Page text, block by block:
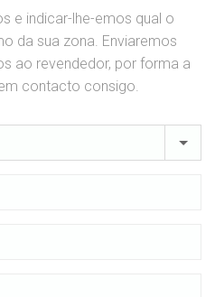
e indicar-lhe-emos qual o
da sua zona. Enviaremos
ao revendedor, por forma a
contacto consigo.